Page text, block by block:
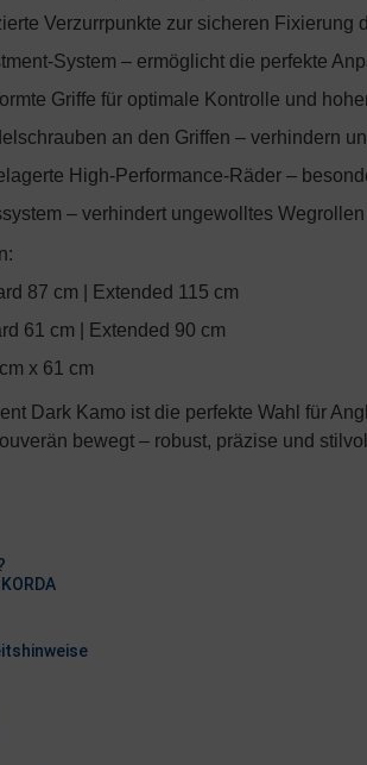
Verzurrpunkte zur sicheren Fixierung
System – ermöglicht die perfekte
Griffe für optimale Kontrolle und
an den Griffen – verhindern
High-Performance-Räder –
– verhindert ungewolltes
87 cm | Extended 115 cm
61 cm | Extended 90 cm
x 61 cm
Dark Kamo ist die perfekte Wahl für
bewegt – robust, präzise und